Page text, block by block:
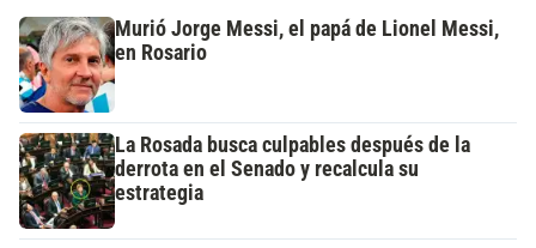
Murió Jorge Messi, el papá de Lionel Messi,
en Rosario
La Rosada busca culpables después de la
derrota en el Senado y recalcula su
estrategia